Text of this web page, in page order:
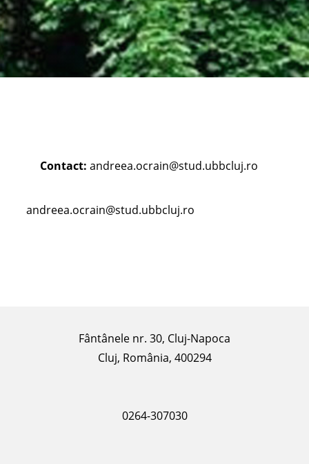
Contact:andreea.ocrain@stud.ubbcluj.ro
andreea.ocrain@stud.ubbcluj.ro
Fântânele nr. 30, Cluj-Napoca
Cluj, România, 400294
0264-307030